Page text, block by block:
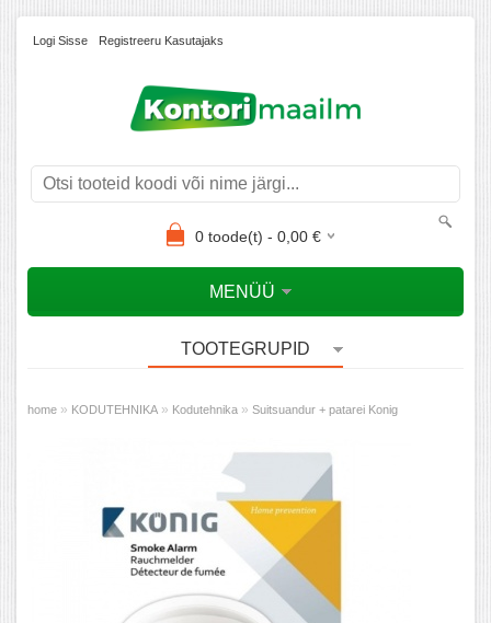
Logi Sisse Registreeru Kasutajaks
0toode(t) - 0,00€
MENÜÜ
TOOTEGRUPID
home » KODUTEHNIKA » Kodutehnika » Suitsuandur + patarei Konig